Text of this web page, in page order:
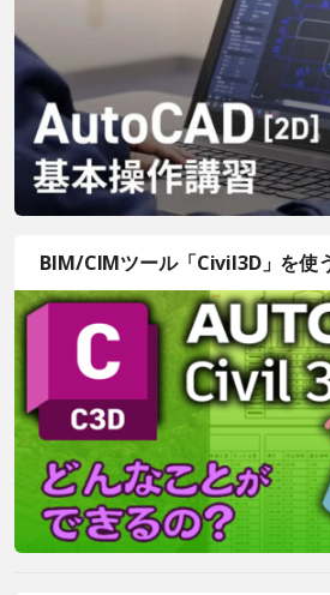
BIM/CIMツール「Civil3D」を使